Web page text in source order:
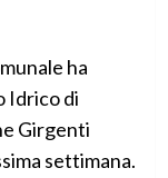
ha
Idrico di
Girgenti
settimana.